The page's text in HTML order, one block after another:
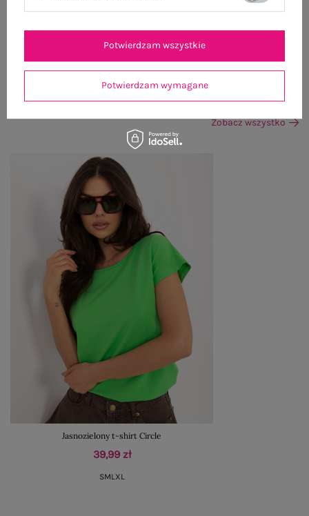
WYSYŁKA I DOSTAWA
OSTATNIO OGLĄDANE
Zobacz wszystko
Jasnozielony t-shirt Circle
39,99 zł
SML XL
Potwierdzam wymagane
Potwierdzam wszystkie